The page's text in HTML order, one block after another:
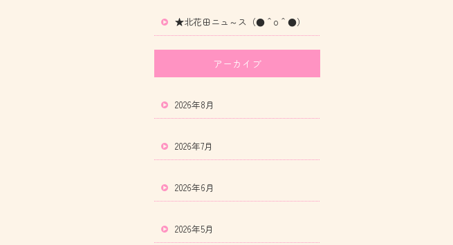
★北花田ニュ～ス（●＾o＾●）
アーカイブ
2026年8月
2026年7月
2026年6月
2026年5月